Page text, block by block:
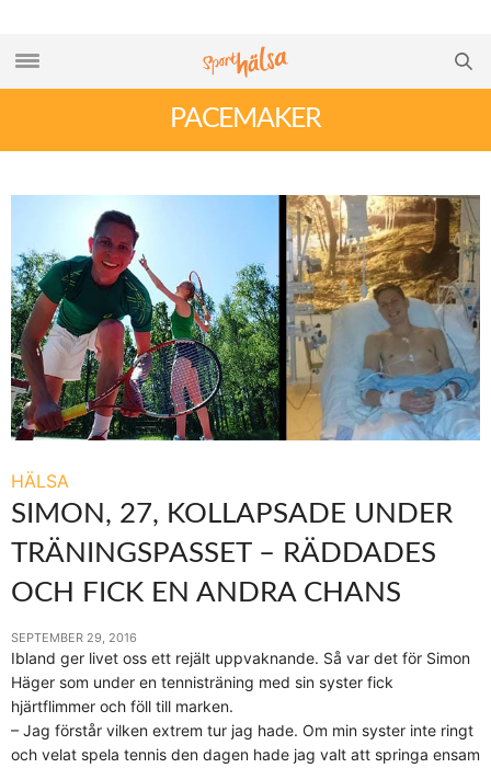
PACEMAKER
HÄLSA
SIMON, 27, KOLLAPSADE UNDER
TRÄNINGSPASSET – RÄDDADES
OCH FICK EN ANDRA CHANS
SEPTEMBER 29, 2016
Ibland ger livet oss ett rejält uppvaknande. Så var det för Simon
Häger som under en tennisträning med sin syster fick
hjärtflimmer och föll till marken.
– Jag förstår vilken extrem tur jag hade. Om min syster inte ringt
och velat spela tennis den dagen hade jag valt att springa ensam